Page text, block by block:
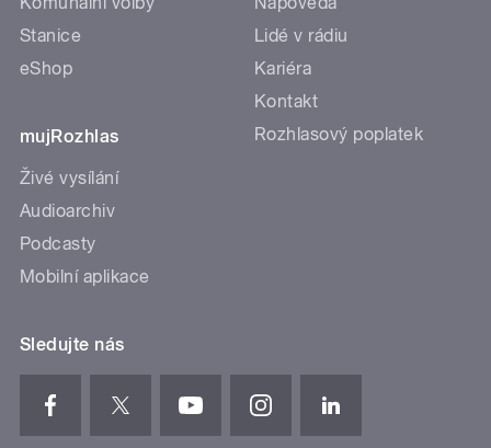
Stanice
eShop
mujRozhlas
Živé vysílání
Audioarchiv
Podcasty
Mobilní aplikace
Lidé v rádiu
Kariéra
Kontakt
Rozhlasový poplatek
Sledujte nás